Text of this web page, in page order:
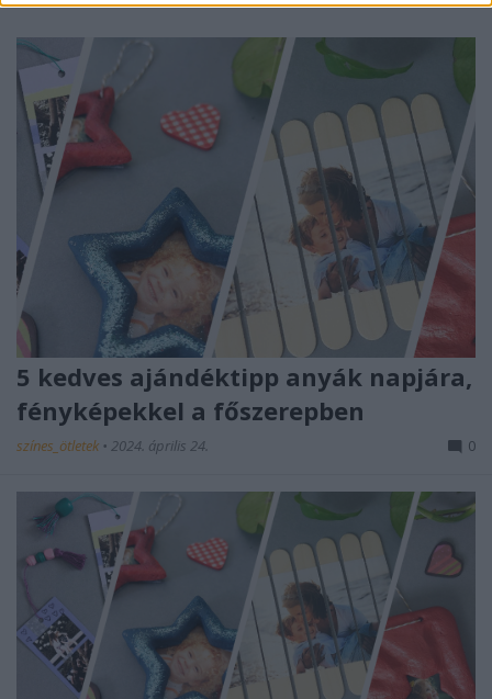
5 kedves ajándéktipp anyák napjára,
fényképekkel a főszerepben
színes_ötletek • 2024. április 24. 0